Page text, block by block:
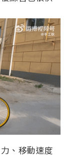
、移動速度